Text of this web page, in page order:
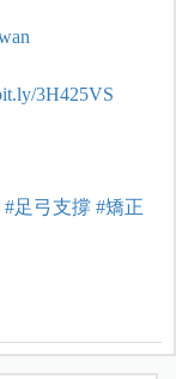
3H425VS
#足弓支撐 #矯正